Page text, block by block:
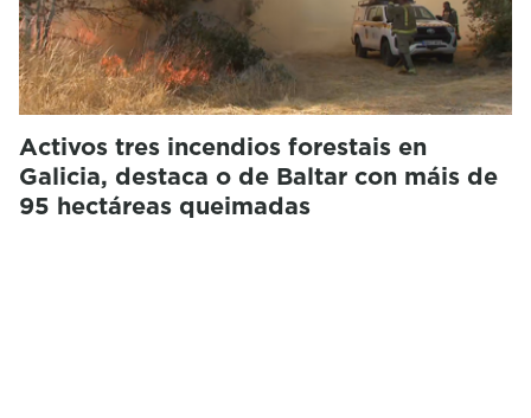
Activos tres incendios forestais en
Galicia, destaca o de Baltar con máis de
95 hectáreas queimadas